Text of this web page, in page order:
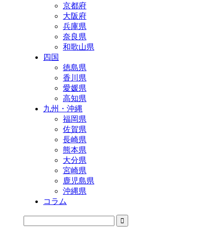
京都府
大阪府
兵庫県
奈良県
和歌山県
四国
徳島県
香川県
愛媛県
高知県
九州・沖縄
福岡県
佐賀県
長崎県
熊本県
大分県
宮崎県
鹿児島県
沖縄県
コラム